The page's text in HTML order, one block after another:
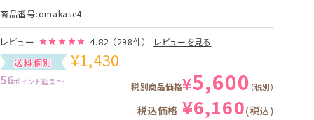
商品番号 omakase4
レビュー 4.82 （298件）
レビューを見る
送料個別
¥1,430
56ポイント進呈〜 税別商品価格¥5,600 税別
税込価格 ¥6,160 税込